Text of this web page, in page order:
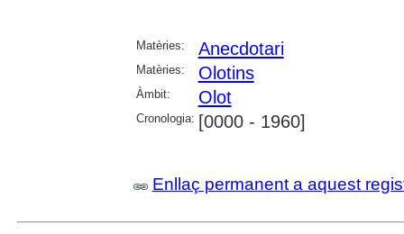
Matèries: Anecdotari
Matèries: Olotins
Àmbit: Olot
Cronologia: [0000 - 1960]
Enllaç permanent a aquest